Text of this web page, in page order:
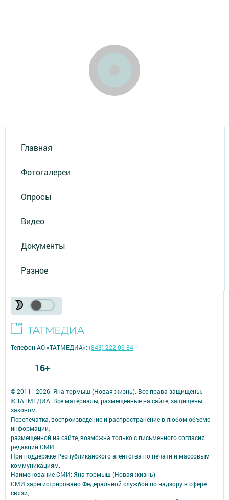
Главная
Фотогалереи
Опросы
Видео
Документы
Разное
© 2011 - 2026. Яна тормыш (Новая жизнь). Все права защищены.
© ТАТМЕДИА. Все материалы, размещенные на сайте, защищены
законом.
Перепечатка, воспроизведение и распространение в любом объеме
информации,
размещенной на сайте, возможна только с письменного согласия
редакций СМИ.
При поддержке Республиканского агентства по печати и массовым
коммуникациям.
Наименование СМИ: Яна тормыш (Новая жизнь)
СМИ зарегистрировано Федеральной службой по надзору в сфере
связи,
Телефон АО «ТАТМЕДИА»:(843) 222 09 84
16+